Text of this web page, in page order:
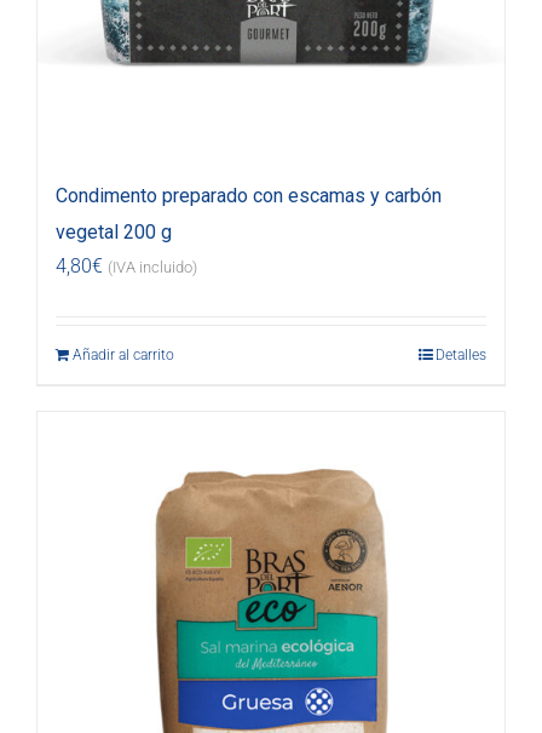
Condimento preparado con escamas y carbón
vegetal 200 g
4,80€ (IVA incluido)
Añadir al carrito Detalles